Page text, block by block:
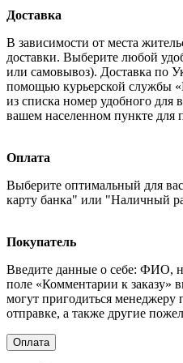
Доставка
В зависимости от места
доставки. Выберите любой
или самовывоз). Доставка по
помощью курьерской
из списка номер удобного
вашем населенном пункте для
Оплата
Выберите оптимальный для
карту банка" или "Наличный
Покупатель
Введите данные о себе: ФИО,
поле «Комментарии к заказу»
могут пригодиться менеджеру
отправке, а также другие
Оплата